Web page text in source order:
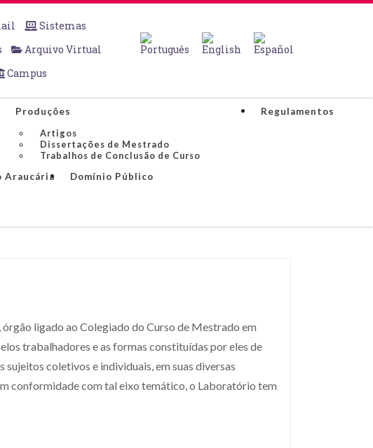
Sistemas
Arquivo Virtual
Campus
Produções
Artigos
Dissertações de Mestrado
Trabalhos de Conclusão de Curso
Regulamentos
Araucária Domínio Público
ligado ao Colegiado do Curso de Mestrado em
trabalhadores e as formas constituídas por eles de
coletivos e individuais, em suas diversas
conformidade com tal eixo temático, o Laboratório tem